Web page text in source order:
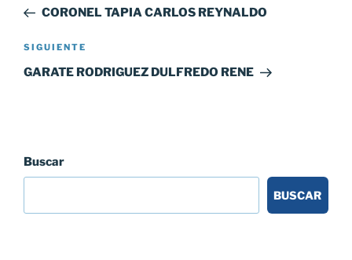
entradas
anterior:
CORONEL TAPIA CARLOS REYNALDO
Siguiente
entrada
SIGUIENTE
GARATE RODRIGUEZ DULFREDO RENE
Buscar
BUSCAR